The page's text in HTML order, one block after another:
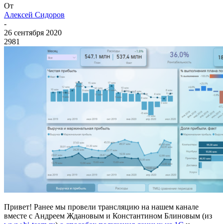
От
Алексей Сидоров
-
26 сентября 2020
2981
Привет! Ранее мы провели трансляцию на нашем канале
вместе с Андреем Ждановым и Константином Блиновым (из